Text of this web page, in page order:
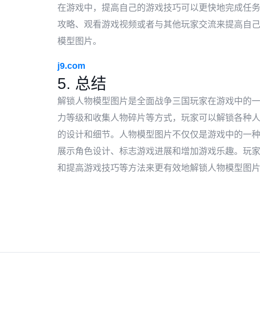
在游戏中，提高自己的游戏技巧可以更快地完成任
攻略、观看游戏视频或者与其他玩家交流来提高自
模型图片。
j9.com
5. 总结
解锁人物模型图片是全面战争三国玩家在游戏中的
力等级和收集人物碎片等方式，玩家可以解锁各种
的设计和细节。人物模型图片不仅仅是游戏中的一
展示角色设计、标志游戏进展和增加游戏乐趣。玩
和提高游戏技巧等方法来更有效地解锁人物模型图